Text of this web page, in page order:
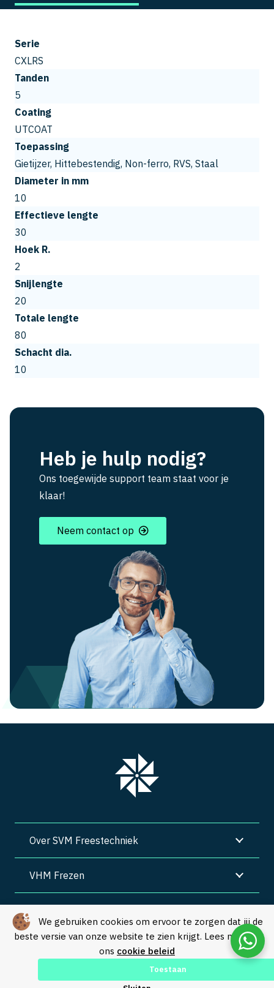
We gebruiken cookies om ervoor te zorgen dat jij de
beste versie van onze website te zien krijgt. Lees meer in
ons cookie beleid
Toestaan
Serie
CXLRS
Tanden
5
Coating
UTCOAT
Toepassing
Gietijzer, Hittebestendig, Non-ferro, RVS, Staal
Diameter in mm
10
Effectieve lengte
30
Hoek R.
2
Snijlengte
20
Totale lengte
80
Schacht dia.
10
Heb je hulp nodig?
Ons toegewijde support team staat voor je
klaar!
Neem contact op
Over SVM Freestechniek
VHM Frezen
Algemene voorwaarden | Privacy
© Copyright 2026 – SVM Freestechniek |
Webdesign by Yooker–
Made with 💙